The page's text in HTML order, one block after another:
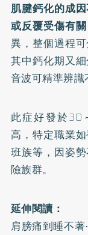
肌腱鈣化的成
或反覆受傷有關
異，整個過程
其中鈣化期又
音波可精準辨識
此症好發於30
高，特定職業
班族等，因姿
險族群。
延伸閱讀：
肩膀痛到睡不